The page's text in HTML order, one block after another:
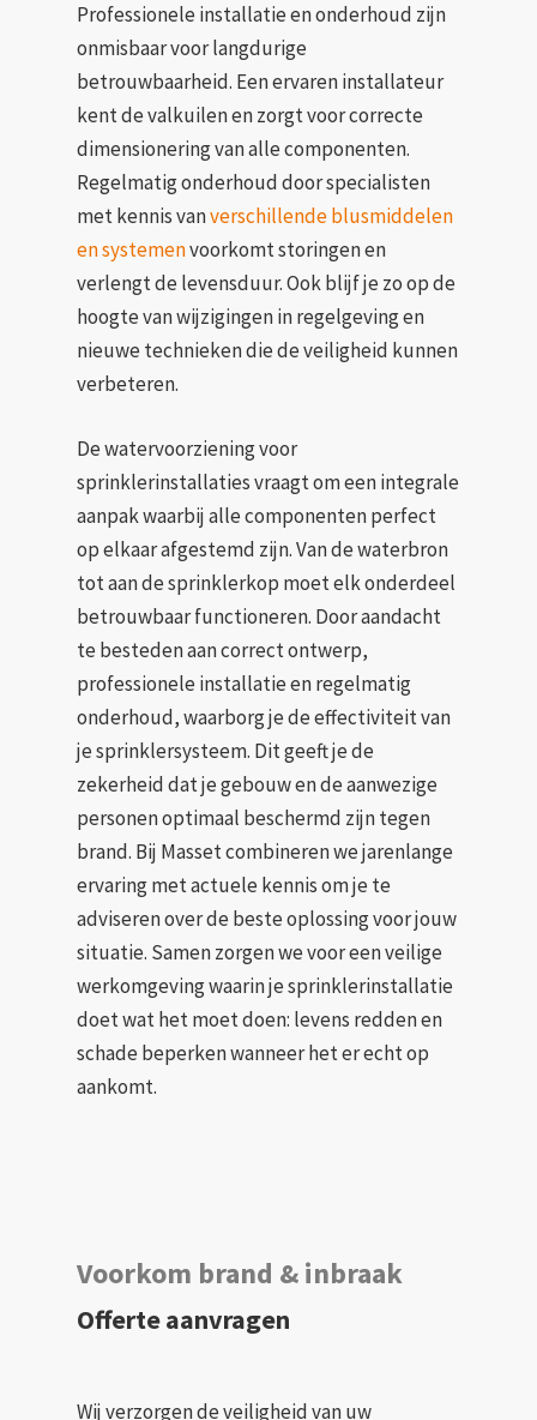
Professionele installatie en onderhoud zijn
onmisbaar voor langdurige
betrouwbaarheid. Een ervaren installateur
kent de valkuilen en zorgt voor correcte
dimensionering van alle componenten.
Regelmatig onderhoud door specialisten
met kennis vanverschillende blusmiddelen
en systemenvoorkomt storingen en
verlengt de levensduur. Ook blijf je zo op de
hoogte van wijzigingen in regelgeving en
nieuwe technieken die de veiligheid kunnen
verbeteren.
De watervoorziening voor
sprinklerinstallaties vraagt om een integrale
aanpak waarbij alle componenten perfect
op elkaar afgestemd zijn. Van de waterbron
tot aan de sprinklerkop moet elk onderdeel
betrouwbaar functioneren. Door aandacht
te besteden aan correct ontwerp,
professionele installatie en regelmatig
onderhoud, waarborg je de effectiviteit van
je sprinklersysteem. Dit geeft je de
zekerheid dat je gebouw en de aanwezige
personen optimaal beschermd zijn tegen
brand. Bij Masset combineren we jarenlange
ervaring met actuele kennis om je te
adviseren over de beste oplossing voor jouw
situatie. Samen zorgen we voor een veilige
werkomgeving waarin je sprinklerinstallatie
doet wat het moet doen: levens redden en
schade beperken wanneer het er echt op
aankomt.
Voorkom brand & inbraak
Offerte aanvragen
Wij verzorgen de veiligheid van uw